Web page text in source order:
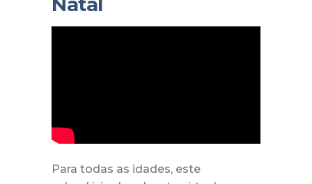
Para todas as idades, este